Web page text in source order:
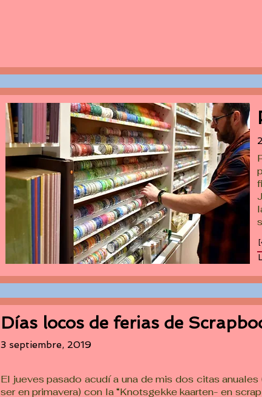
Días locos de ferias de
3 septiembre, 2019
El jueves pasado acudí a una de mis dos citas
ser en primavera) con la “Knotsgekke kaarten- en